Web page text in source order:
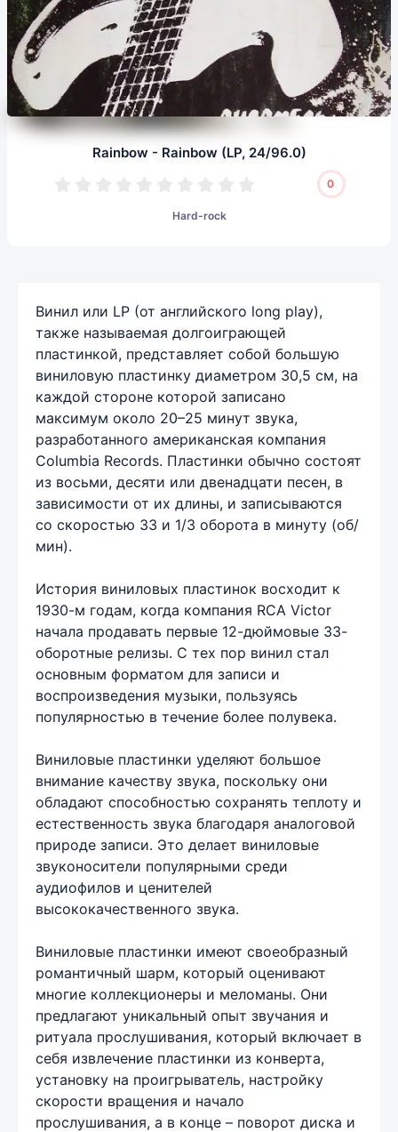
Rainbow - Rainbow (LP, 24/96.0)
0
Hard-rock
Винил или LP (от английского long play),
также называемая долгоиграющей
пластинкой, представляет собой большую
виниловую пластинку диаметром 30,5 см, на
каждой стороне которой записано
максимум около 20–25 минут звука,
разработанного американская компания
Columbia Records. Пластинки обычно состоят
из восьми, десяти или двенадцати песен, в
зависимости от их длины, и записываются
со скоростью 33 и 1/3 оборота в минуту (об/
мин).
История виниловых пластинок восходит к
1930-м годам, когда компания RCA Victor
начала продавать первые 12-дюймовые 33-
оборотные релизы. С тех пор винил стал
основным форматом для записи и
воспроизведения музыки, пользуясь
популярностью в течение более полувека.
Виниловые пластинки уделяют большое
внимание качеству звука, поскольку они
обладают способностью сохранять теплоту и
естественность звука благодаря аналоговой
природе записи. Это делает виниловые
звуконосители популярными среди
аудиофилов и ценителей
высококачественного звука.
Виниловые пластинки имеют своеобразный
романтичный шарм, который оценивают
многие коллекционеры и меломаны. Они
предлагают уникальный опыт звучания и
ритуала прослушивания, который включает в
себя извлечение пластинки из конверта,
установку на проигрыватель, настройку
скорости вращения и начало
прослушивания, а в конце – поворот диска и